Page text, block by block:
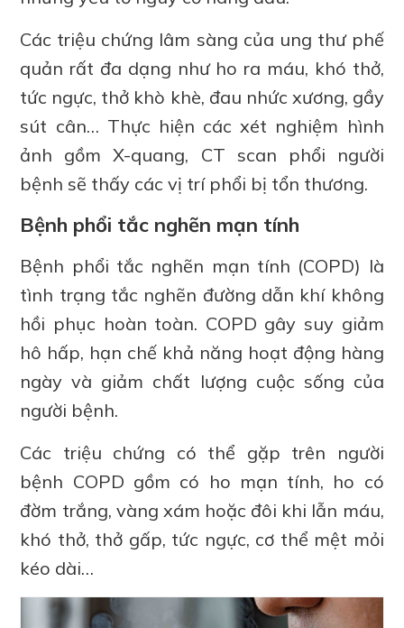
Các triệu chứng lâm sàng của ung thư phế
quản rất đa dạng như ho ra máu, khó thở,
tức ngực, thở khò khè, đau nhức xương, gầy
sút cân… Thực hiện các xét nghiệm hình
ảnh gồm X-quang, CT scan phổi người
bệnh sẽ thấy các vị trí phổi bị tổn thương.
Bệnh phổi tắc nghẽn mạn tính
Bệnh phổi tắc nghẽn mạn tính (COPD) là
tình trạng tắc nghẽn đường dẫn khí không
hồi phục hoàn toàn. COPD gây suy giảm
hô hấp, hạn chế khả năng hoạt động hàng
ngày và giảm chất lượng cuộc sống của
người bệnh.
Các triệu chứng có thể gặp trên người
bệnh COPD gồm có ho mạn tính, ho có
đờm trắng, vàng xám hoặc đôi khi lẫn máu,
khó thở, thở gấp, tức ngực, cơ thể mệt mỏi
kéo dài…